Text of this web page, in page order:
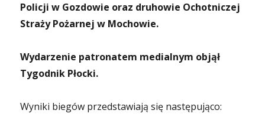
Policji w Gozdowie oraz druhowie Ochotniczej
Straży Pożarnej w Mochowie.
Wydarzenie patronatem medialnym objął
Tygodnik Płocki.
Wyniki biegów przedstawiają się następująco: